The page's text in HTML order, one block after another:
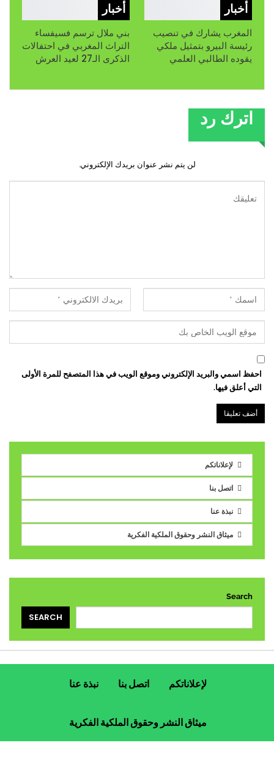
أخبار
المغرب يشارك في تنصيب
رئيسة البيرو بتمثيل ملكي
يقوده الطالبي العلمي
أخبار
بني ملال ترسم فسيفساء
التراث المغربي في احتفالات
الذكرى الـ27 لعيد العرش
اترك رد
لن يتم نشر عنوان بريدك الإلكتروني.
احفظ اسمي والبريد الإلكتروني وموقع الويب في هذا المتصفح للمرة الأولى
التي أعلق فيها.
لإعلاناتكم
اتصل بنا
نبذة عنا
ميثاق النشر وحقوق الملكية الفكرية
Search
SEARCH
لإعلاناتكم اتصل بنا نبذة عنا
ميثاق النشر وحقوق الملكية الفكرية